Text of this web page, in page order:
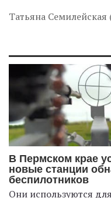
Татьяна
В Пермском крае
новые станции
беспилотников
Они используются